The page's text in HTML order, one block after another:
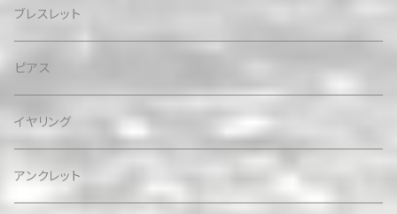
ブレスレット
ピアス
イヤリング
アンクレット